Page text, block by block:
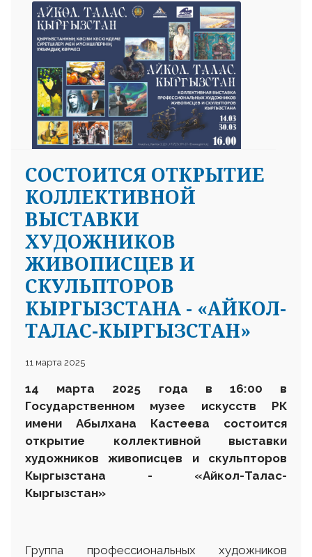
СОСТОИТСЯ ОТКРЫТИЕ
КОЛЛЕКТИВНОЙ
ВЫСТАВКИ
ХУДОЖНИКОВ
ЖИВОПИСЦЕВ И
СКУЛЬПТОРОВ
КЫРГЫЗСТАНА - «АЙКОЛ-
ТАЛАС-КЫРГЫЗСТАН»
11 марта 2025
14 марта 2025 года в 16:00 в
Государственном музее искусств РК
имени Абылхана Кастеева состоится
открытие коллективной выставки
художников живописцев и скульпторов
Кыргызстана - «Айкол-Талас-
Кыргызстан»
Группа профессиональных художников